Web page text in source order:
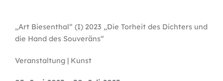
„Art Biesenthal“ (I) 2023 „Die Torheit des Dichters und
die Hand des Souveräns“
Veranstaltung | Kunst